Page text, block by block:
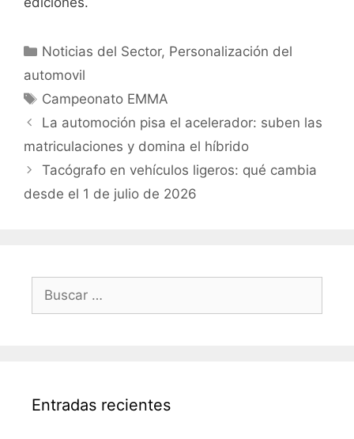
Noticias del Sector, Personalización del
automovil
Campeonato EMMA
La automoción pisa el acelerador: suben las
matriculaciones y domina el híbrido
Tacógrafo en vehículos ligeros: qué cambia
desde el 1 de julio de 2026
Entradas recientes